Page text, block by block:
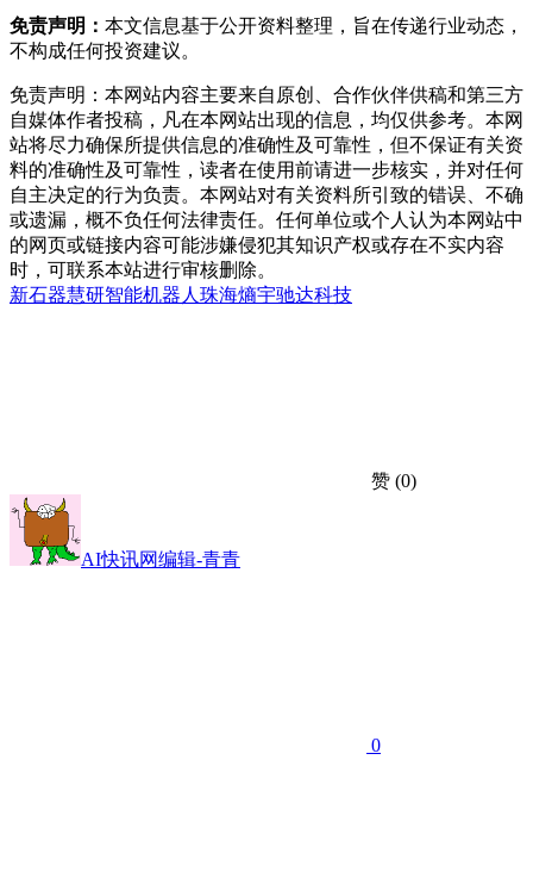
免责声明： 本文信息基于公开资料整理，旨在传递行业动态，
不构成任何投资建议。
免责声明：本网站内容主要来自原创、合作伙伴供稿和第三方
自媒体作者投稿，凡在本网站出现的信息，均仅供参考。本网
站将尽力确保所提供信息的准确性及可靠性，但不保证有关资
料的准确性及可靠性，读者在使用前请进一步核实，并对任何
自主决定的行为负责。本网站对有关资料所引致的错误、不确
或遗漏，概不负任何法律责任。任何单位或个人认为本网站中
的网页或链接内容可能涉嫌侵犯其知识产权或存在不实内容
时，可联系本站进行审核删除。
新石器慧研智能机器人 珠海熵宇驰达科技
赞 (0)
AI快讯网编辑-青青
0